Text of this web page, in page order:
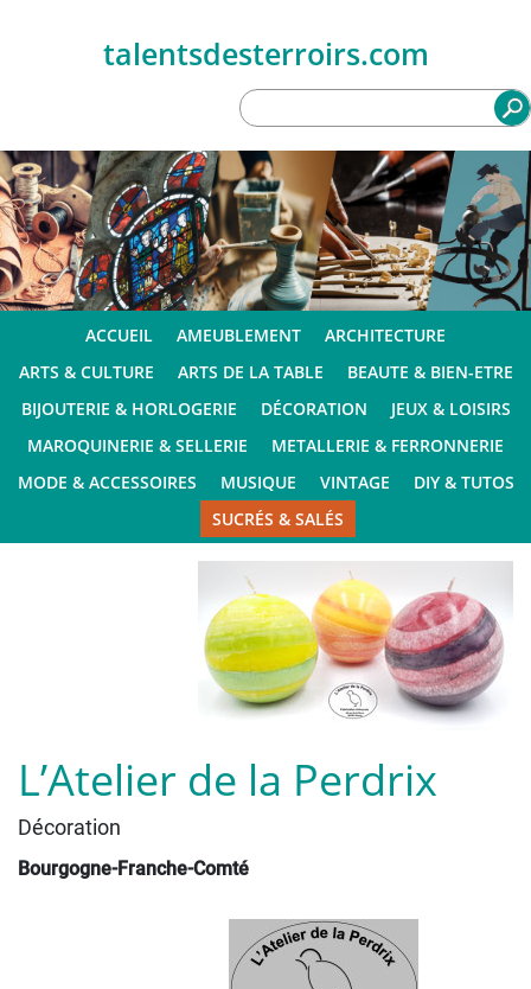
talentsdesterroirs.com
ACCUEIL AMEUBLEMENT
ARCHITECTURE
ARTS & CULTURE
ARTS DE LA TABLE
BEAUTE & BIEN-ETRE
BIJOUTERIE & HORLOGERIE
DÉCORATION
JEUX & LOISIRS
MAROQUINERIE & SELLERIE
METALLERIE & FERRONNERIE
MODE & ACCESSOIRES
MUSIQUE VINTAGE
DIY & TUTOS
SUCRÉS & SALÉS
L’Atelier de la Perdrix
Décoration
Bourgogne-Franche-Comté